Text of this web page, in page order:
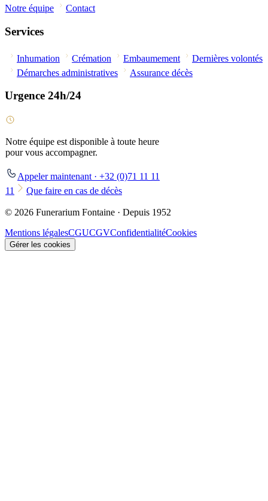
Notre équipe
Contact
Services
Inhumation Crémation Embaumement
Dernières volontés
Démarches administratives
Assurance décès
Urgence 24h/24
Notre équipe est disponible à toute heure
pour vous accompagner.
Appeler maintenant · +32 (0)71 11 11
11
Que faire en cas de décès
© 2026 Funerarium Fontaine · Depuis 1952
Mentions légalesCGUCGVConfidentialitéCookies
Gérer les cookies